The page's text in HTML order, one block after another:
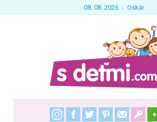
08. 08. 2026 Oskár
+